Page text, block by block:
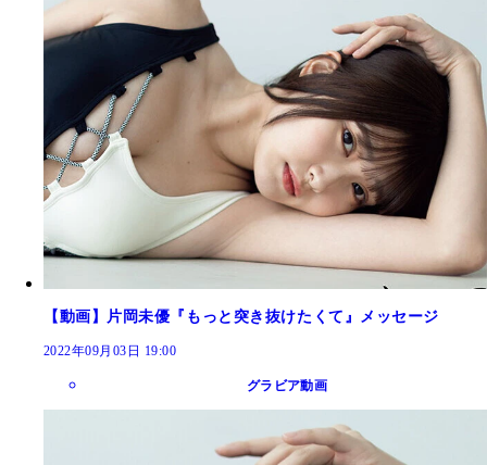
【動画】片岡未優『もっと突き抜けたくて』メッセージ
2022年09月03日 19:00
グラビア動画